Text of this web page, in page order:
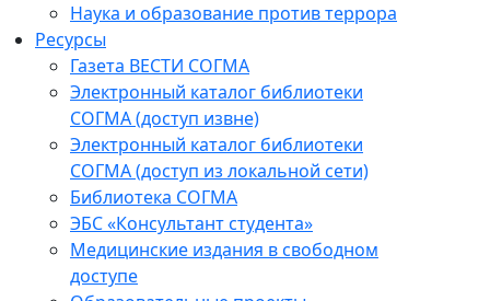
Наука и образование против террора
Ресурсы
Газета ВЕСТИ СОГМА
Электронный каталог библиотеки
СОГМА (доступ извне)
Электронный каталог библиотеки
СОГМА (доступ из локальной сети)
Библиотека СОГМА
ЭБС «Консультант студента»
Медицинские издания в свободном
доступе